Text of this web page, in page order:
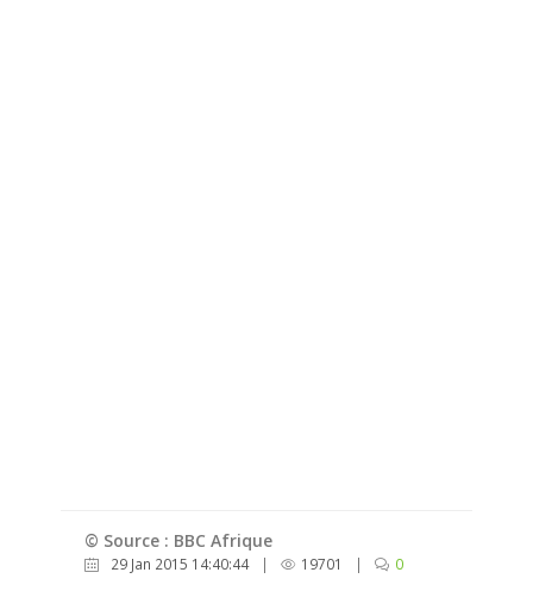
© Source : BBC Afrique
29 Jan 2015 14:40:44 | 19701 | 0